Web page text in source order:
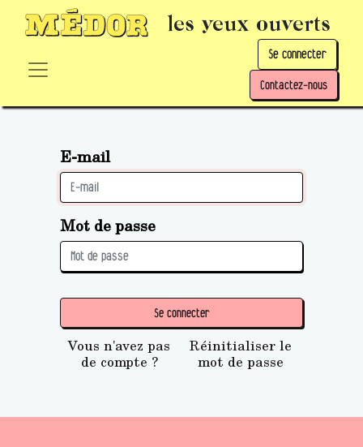
les yeux ouverts
Se connecter
Contactez-nous
E-mail
Mot de passe
Se connecter
Vous n'avez pas
de compte ?
Réinitialiser le
mot de passe